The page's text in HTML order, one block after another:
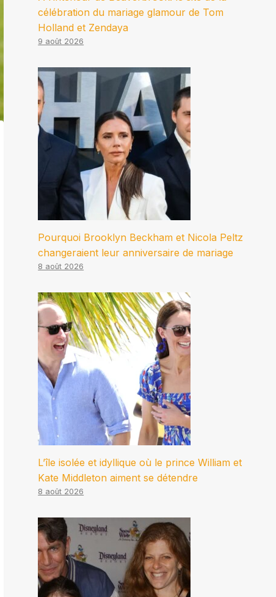
célébration du mariage glamour de Tom
Holland et Zendaya
9 août 2026
Pourquoi Brooklyn Beckham et Nicola Peltz
changeraient leur anniversaire de mariage
8 août 2026
L’île isolée et idyllique où le prince William et
Kate Middleton aiment se détendre
8 août 2026